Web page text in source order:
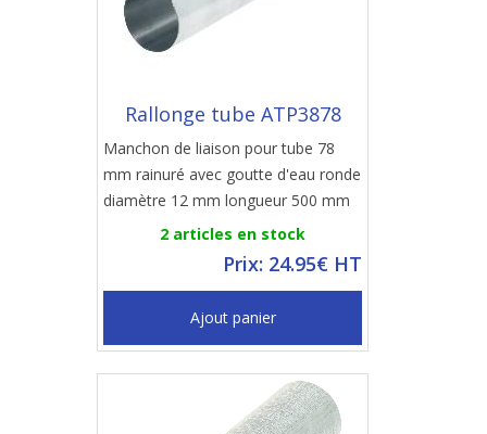
Rallonge tube ATP3878
Manchon de liaison pour tube 78
mm rainuré avec goutte d'eau ronde
diamètre 12 mm longueur 500 mm
2 articles en stock
Prix: 24.95€ HT
Ajout panier